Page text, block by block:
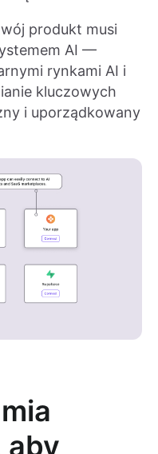
produkt musi
AI —
rynkami AI i
kluczowych
i uporządkowany
aby